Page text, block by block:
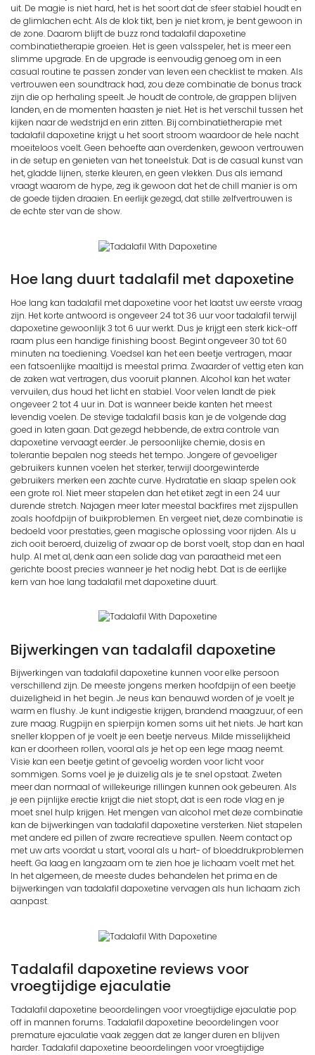
uit. De magie is niet hard, het is het soort dat de sfeer stabiel houdt en
de glimlachen echt. Als de klok tikt, ben je niet krom, je bent gewoon in
de zone. Daarom blijft de buzz rond tadalafil dapoxetine
combinatietherapie groeien. Het is geen valsspeler, het is meer een
slimme upgrade. En de upgrade is eenvoudig genoeg om in een
casual routine te passen zonder van leven een checklist te maken. Als
vertrouwen een soundtrack had, zou deze combinatie de bonus track
zijn die op herhaling speelt. Je houdt de controle, de grappen blijven
landen, en de momenten haasten je niet. Het is het verschil tussen het
kijken naar de wedstrijd en erin zitten. Bij combinatietherapie met
tadalafil dapoxetine krijgt u het soort stroom waardoor de hele nacht
moeiteloos voelt. Geen behoefte aan overdenken, gewoon vertrouwen
in de setup en genieten van het toneelstuk. Dat is de casual kunst van
het, gladde lijnen, sterke kleuren, en geen vlekken. Dus als iemand
vraagt waarom de hype, zeg ik gewoon dat het de chill manier is om
de goede tijden draaien. En eerlijk gezegd, dat stille zelfvertrouwen is
de echte ster van de show.
Hoe lang duurt tadalafil met dapoxetine
Hoe lang kan tadalafil met dapoxetine voor het laatst uw eerste vraag
zijn. Het korte antwoord is ongeveer 24 tot 36 uur voor tadalafil terwijl
dapoxetine gewoonlijk 3 tot 6 uur werkt. Dus je krijgt een sterk kick-off
raam plus een handige finishing boost. Begint ongeveer 30 tot 60
minuten na toediening. Voedsel kan het een beetje vertragen, maar
een fatsoenlijke maaltijd is meestal prima. Zwaarder of vettig eten kan
de zaken wat vertragen, dus vooruit plannen. Alcohol kan het water
vervuilen, dus houd het licht en stabiel. Voor velen landt de piek
ongeveer 2 tot 4 uur in. Dat is wanneer beide kanten het meest
levendig voelen. De stevige tadalafil basis kan je de volgende dag
goed in laten gaan. Dat gezegd hebbende, de extra controle van
dapoxetine vervaagt eerder. Je persoonlijke chemie, dosis en
tolerantie bepalen nog steeds het tempo. Jongere of gevoeliger
gebruikers kunnen voelen het sterker, terwijl doorgewinterde
gebruikers merken een zachte curve. Hydratatie en slaap spelen ook
een grote rol. Niet meer stapelen dan het etiket zegt in een 24 uur
durende stretch. Najagen meer later meestal backfires met zijspullen
zoals hoofdpijn of buikproblemen. En vergeet niet, deze combinatie is
bedoeld voor prestaties, geen magische oplossing voor rijden. Als u
zich ooit beroerd, duizelig of zwaar op de borst voelt, stop dan en haal
hulp. Al met al, denk aan een solide dag van paraatheid met een
gerichte boost precies wanneer je het nodig hebt. Dat is de eerlijke
kern van hoe lang tadalafil met dapoxetine duurt.
Bijwerkingen van tadalafil dapoxetine
Bijwerkingen van tadalafil dapoxetine kunnen voor elke persoon
verschillend zijn. De meeste jongens merken hoofdpijn of een beetje
duizeligheid in het begin. Je neus kan benauwd worden of je voelt je
warm en flushy. Je kunt indigestie krijgen, brandend maagzuur, of een
zure maag. Rugpijn en spierpijn komen soms uit het niets. Je hart kan
sneller kloppen of je voelt je een beetje nerveus. Milde misselijkheid
kan er doorheen rollen, vooral als je het op een lege maag neemt.
Visie kan een beetje getint of gevoelig worden voor licht voor
sommigen. Soms voel je je duizelig als je te snel opstaat. Zweten
meer dan normaal of willekeurige rillingen kunnen ook gebeuren. Als
je een pijnlijke erectie krijgt die niet stopt, dat is een rode vlag en je
moet snel hulp krijgen. Het mengen van alcohol met deze combinatie
kan de bijwerkingen van tadalafil dapoxetine versterken. Niet stapelen
met andere ed pillen of zware recreatieve spullen. Neem contact op
met uw arts voordat u start, vooral als u hart- of bloeddrukproblemen
heeft. Ga laag en langzaam om te zien hoe je lichaam voelt met het.
In het algemeen, de meeste dudes behandelen het prima en de
bijwerkingen van tadalafil dapoxetine vervagen als hun lichaam zich
aanpast.
Tadalafil dapoxetine reviews voor
vroegtijdige ejaculatie
Tadalafil dapoxetine beoordelingen voor vroegtijdige ejaculatie pop
off in mannen forums. Tadalafil dapoxetine beoordelingen voor
premature ejaculatie vaak zeggen dat ze langer duren en blijven
harder. Tadalafil dapoxetine beoordelingen voor vroegtijdige